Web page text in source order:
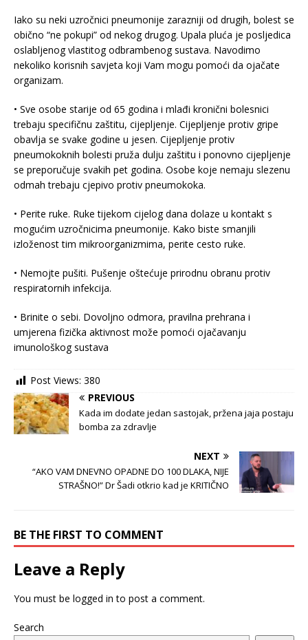
Iako su neki uzročnici pneumonije zarazniji od drugih, bolest se
obično “ne pokupi” od nekog drugog. Upala pluća je posljedica
oslabljenog vlastitog odbrambenog sustava. Navodimo
nekoliko korisnih savjeta koji Vam mogu pomoći da ojačate
organizam.
• Sve osobe starije od 65 godina i mlađi kronični bolesnici
trebaju specifičnu zaštitu, cijepljenje. Cijepljenje protiv gripe
obavlja se svake godine u jesen. Cijepljenje protiv
pneumokoknih bolesti pruža dulju zaštitu i ponovno cijepljenje
se preporučuje svakih pet godina. Osobe koje nemaju slezenu
odmah trebaju cjepivo protiv pneumokoka.
• Perite ruke. Ruke tijekom cijelog dana dolaze u kontakt s
mogućim uzročnicima pneumonije. Kako biste smanjili
izloženost tim mikroorganizmima, perite cesto ruke.
• Nemojte pušiti. Pušenje oštećuje prirodnu obranu protiv
respiratornih infekcija.
• Brinite o sebi. Dovoljno odmora, pravilna prehrana i
umjerena fizička aktivnost može pomoći ojačavanju
imunološkog sustava
Post Views: 380
PREVIOUS
Kada im dodate jedan sastojak, pržena jaja postaju
bomba za zdravlje
NEXT
“AKO VAM DNEVNO OPADNE DO 100 DLAKA, NIJE
STRAŠNO!” Dr Šadi otkrio kad je KRITIČNO
BE THE FIRST TO COMMENT
Leave a Reply
You must be logged in to post a comment.
Search